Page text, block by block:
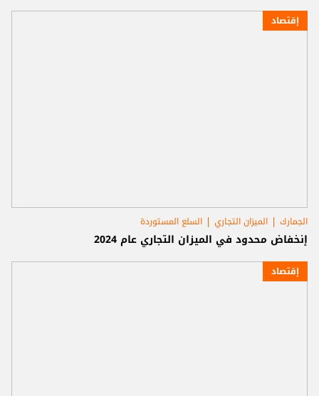
إقتصاد
الجمارك الميزان التجاري السلع المستوردة
إنخفاض محدود في الميزان التجاري عام 2024
إقتصاد